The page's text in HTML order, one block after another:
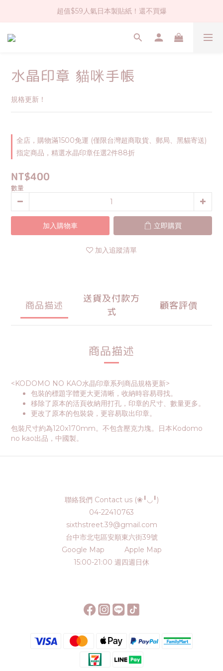
社群大人氣！各種有趣的打洞器
超值$59人氣日本製貼紙！還不買爆
全店$1500免運(台灣地區)
水晶印章 貓咪手帳
規格更新！
全店，購物滿1500免運 (僅限台灣超商取貨、郵局、黑貓寄送)
指定商品，精選水晶印章任選2件88折
NT$400
數量
加入購物車 立即購買
加入追蹤清單
商品描述
送貨及付款方
式
顧客評價
商品描述
<KODOMO NO KAO水晶印章系列商品規格更新>
包裝的標題字體更大更清晰，收納時容易尋找。
移除了原本的活頁收納用打孔，印章的尺寸、數量更多。
更改了原本的包裝袋，更容易取出印章。
包裝尺寸約為120x170mm。不包含壓克力塊。日本Kodomo
no kao出品，中國製。
聯絡我們 Contact us (❀╹◡╹)
04-22410763
sixthstreet.39@gmail.com
台中市北屯區安順東六街39號
Google Map
Apple Map
15:00-21:00 週四週日休